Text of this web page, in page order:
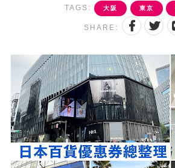
TAGS: 大阪 東京
SHARE: